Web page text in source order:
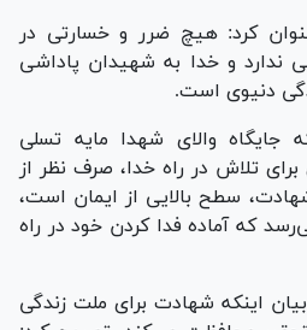
کرد: هیچ ضرر و خسارتی در
ندارد و خدا به شهیدان پاداشی
دنیوی است.
جایگاه والای شهدا مایه تسلی
برای تلاش در راه خدا، صرف نظر از
سطح بالایی از ایمان است،
که آماده فدا کردن خود در راه
بیان اینکه شهادت برای ملت زندگی